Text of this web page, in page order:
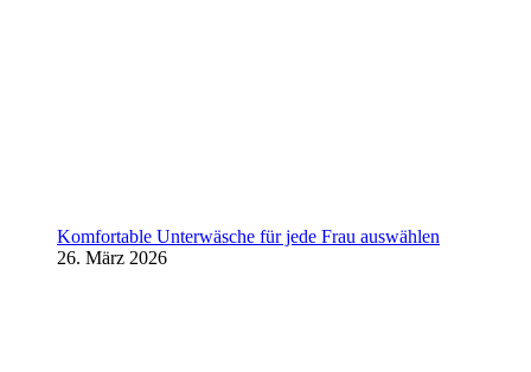
Komfortable Unterwäsche für jede Frau auswählen
26. März 2026